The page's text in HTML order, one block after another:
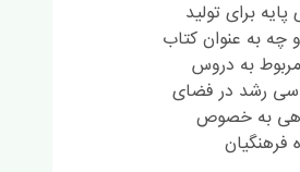
برای تولید
چه به عنوان کتاب
به دروس
رشد در فضای
به خصوص
فرهنگیان